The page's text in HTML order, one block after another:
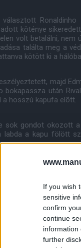
If you wish
sensitive
confirm
continue
information
further
köténye
volt betalálni, nem
találta meg a
kötött ki a
majd
bokapassza után
a hosszú kapufa elõtt.
sok gondot okozott
labda a kapu fölött
gólt; Mikael
hogy a labda a
Dehu ültette le
célra
Old Traffordon, fõleg